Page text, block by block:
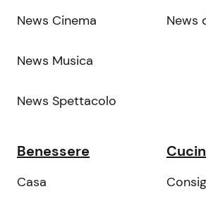
News Cinema
News Musica
News Spettacolo
News
Benessere
Casa